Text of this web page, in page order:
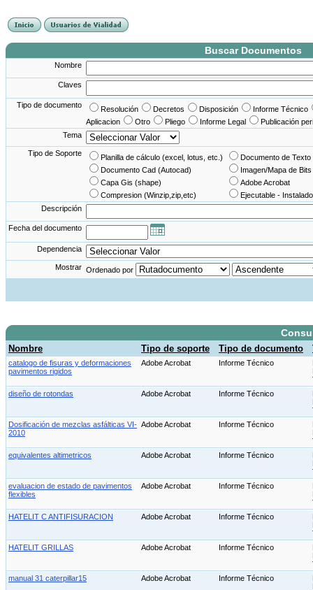
Buscar Documentos
Nombre
Claves
Tipo de documento Resolución Decretos Disposición
Informe Técnico
Aplicacion
Otro Pliego Informe Legal
Publicación
Tema
Tipo de Soporte Planilla de cálculo (excel, lotus, etc.)
Documento de
Documento Cad (Autocad)
Imagen/Mapa de Bits
Capa Gis (shape)
Adobe Acrobat
Compresion (Winzip,zip,etc)
Ejecutable -
Descripción
Fecha del documento
Dependencia
Mostrar Ordenado por
Nombre Tipo de soporte Tipo de documento
catalogo de fisuras y deformaciones
pavimentos rigidos
Adobe Acrobat Informe Técnico
diseño de rotondas
Adobe Acrobat Informe Técnico
Dosificación de mezclas asfálticas VI-
2010
Adobe Acrobat Informe Técnico
equivalentes altimetricos
Adobe Acrobat Informe Técnico
evaluacion de estado de pavimentos
flexibles
Adobe Acrobat Informe Técnico
HATELIT C ANTIFISURACION
Adobe Acrobat Informe Técnico
HATELIT GRILLAS
Adobe Acrobat Informe Técnico
manual 31 caterpillar15
Adobe Acrobat Informe Técnico